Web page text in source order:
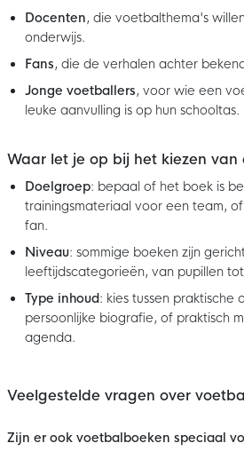
Docenten, die voetbalthema's
onderwijs.
Fans, die de verhalen achter
Jonge voetballers, voor wie een
leuke aanvulling is op hun schooltas.
Waar let je op bij het kiezen van
Doelgroep: bepaal of het boek is
trainingsmateriaal voor een team,
fan.
Niveau: sommige boeken zijn
leeftijdscategorieën, van pupillen
Type inhoud: kies tussen praktische
persoonlijke biografie, of praktisch
agenda.
Veelgestelde vragen over
Zijn er ook voetbalboeken speciaal